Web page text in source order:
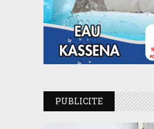
PUBLICITE